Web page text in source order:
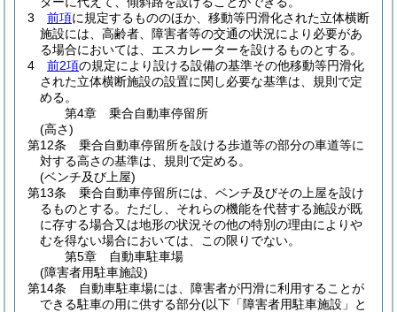
3
前項に規定するもののほか、移動等円滑化された立体横断
施設には、高齢者、障害者等の交通の状況により必要があ
る場合においては、エスカレーターを設けるものとする。
4
前2項の規定により設ける設備の基準その他移動等円滑化
された立体横断施設の設置に関し必要な基準は、規則で定
める。
第4章
乗合自動車停留所
(高さ)
第12条
乗合自動車停留所を設ける歩道等の部分の車道等に
対する高さの基準は、規則で定める。
(ベンチ及び上屋)
第13条
乗合自動車停留所には、ベンチ及びその上屋を設け
るものとする。 ただし、それらの機能を代替する施設が既
に存する場合又は地形の状況その他の特別の理由によりや
むを得ない場合においては、この限りでない。
第5章
自動車駐車場
(障害者用駐車施設)
第14条
自動車駐車場には、障害者が円滑に利用することが
できる駐車の用に供する部分(以下「障害者用駐車施設」と